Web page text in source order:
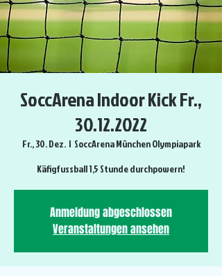
SoccArena Indoor Kick Fr.,
30.12.2022
Fr., 30. Dez.
  |
SoccArena München Olympiapark
Käfigfussball 1,5 Stunde durchpowern!
Anmeldung abgeschlossen
Veranstaltungen ansehen